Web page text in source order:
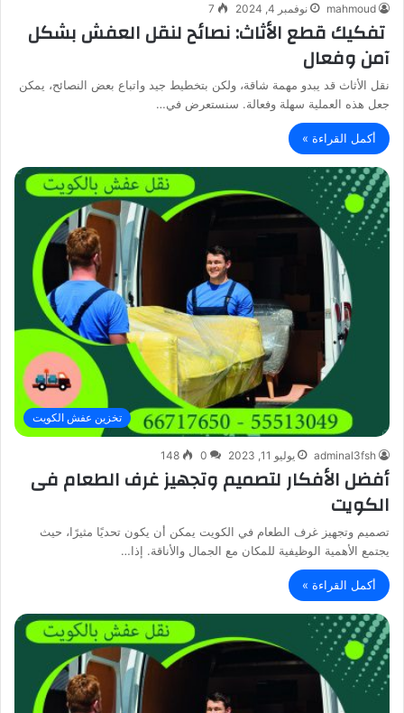
mahmoud نوفمبر 4, 2024 7
تفكيك قطع الأثاث: نصائح لنقل العفش بشكل
آمن وفعال
نقل الأثاث قد يبدو مهمة شاقة، ولكن بتخطيط جيد واتباع بعض النصائح، يمكن
جعل هذه العملية سهلة وفعالة. سنستعرض في…
أكمل القراءة »
تخزين عفش الكويت
adminal3fsh يوليو 11, 2023 0
148
أفضل الأفكار لتصميم وتجهيز غرف الطعام فى
الكويت
تصميم وتجهيز غرف الطعام في الكويت يمكن أن يكون تحديًا مثيرًا، حيث
يجتمع الأهمية الوظيفية للمكان مع الجمال والأناقة. إذا…
أكمل القراءة »